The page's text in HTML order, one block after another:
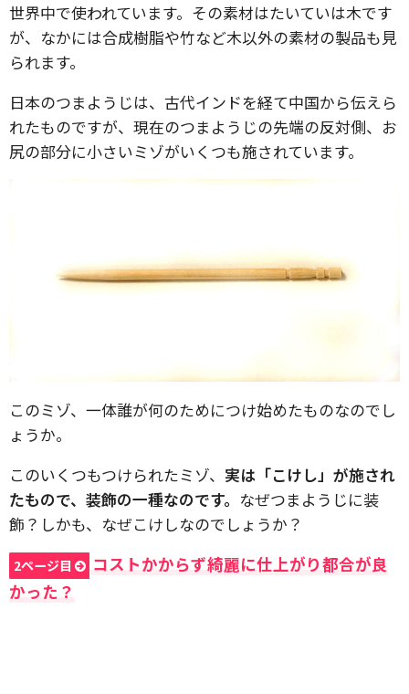
世界中で使われています。その素材はたいていは木です
が、なかには合成樹脂や竹など木以外の素材の製品も見
られます。
日本のつまようじは、古代インドを経て中国から伝えら
れたものですが、現在のつまようじの先端の反対側、お
尻の部分に小さいミゾがいくつも施されています。
このミゾ、一体誰が何のためにつけ始めたものなのでし
ょうか。
このいくつもつけられたミゾ、 実は「こけし」が施され
たもので、装飾の一種なのです。 なぜつまようじに装
飾？しかも、なぜこけしなのでしょうか？
2ページ目
コストかからず綺麗に仕上がり都合が良
かった？